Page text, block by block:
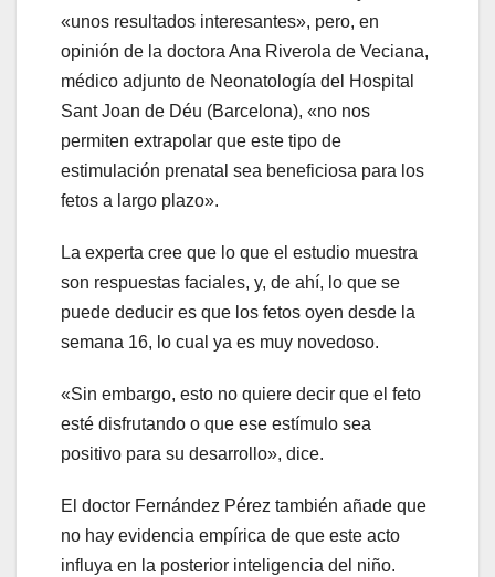
«unos resultados interesantes», pero, en
opinión de la doctora Ana Riverola de Veciana,
médico adjunto de Neonatología del Hospital
Sant Joan de Déu (Barcelona), «no nos
permiten extrapolar que este tipo de
estimulación prenatal sea beneficiosa para los
fetos a largo plazo».
La experta cree que lo que el estudio muestra
son respuestas faciales, y, de ahí, lo que se
puede deducir es que los fetos oyen desde la
semana 16, lo cual ya es muy novedoso.
«Sin embargo, esto no quiere decir que el feto
esté disfrutando o que ese estímulo sea
positivo para su desarrollo», dice.
El doctor Fernández Pérez también añade que
no hay evidencia empírica de que este acto
influya en la posterior inteligencia del niño.